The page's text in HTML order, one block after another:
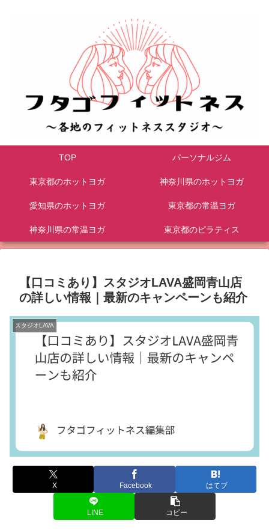
TOP パーソナルジム
東京都のホットヨガ 神奈川県のホットヨガ
愛知県のホットヨガ 東京都の常温ヨガ
神奈川県の常温ヨガ 東京都のピラティス
【口コミあり】スタジオLAVA盛岡青山店
の詳しい情報｜最新のキャンペーンも紹介
スタジオLAVA
X Facebook はてブ
LINE コピー